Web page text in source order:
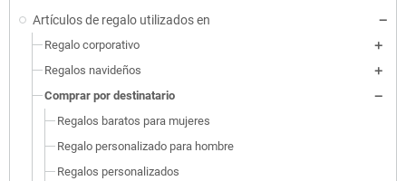
Artículos de regalo utilizados en
Regalo corporativo
Regalos navideños
Comprar por destinatario
Regalos baratos para mujeres
Regalo personalizado para hombre
Regalos personalizados